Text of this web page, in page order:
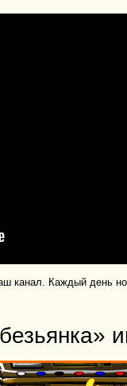
канал. Каждый день